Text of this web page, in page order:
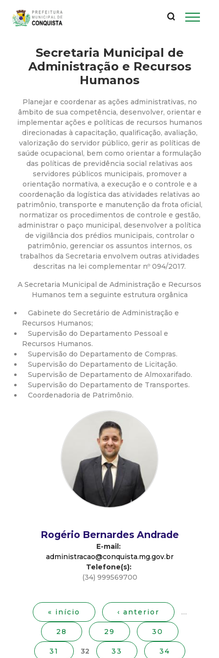
conteúdo
principal
P
e
e
i
t
u
r
a
M
n
i
c
p
Secretaria Municipal de
Administração e Recursos
Humanos
Planejar e coordenar as ações administrativas, no
âmbito de sua competência, desenvolver, orientar e
implementar ações e políticas de recursos humanos
direcionadas à capacitação, qualificação, avaliação,
valorização do servidor público, gerir as políticas de
saúde ocupacional, bem como orientar a formulação
das políticas de previdência social relativas aos
servidores públicos municipais, promover a
orientação normativa, a execução e o controle e a
coordenação da logística das atividades relativas ao
patrimônio, transporte e manutenção da frota oficial,
normatizar os procedimentos de controle e gestão,
administrar o paço municipal, desenvolver a política
de vigilância dos prédios municipais, controlar o
patrimônio, gerenciar os assuntos internos, os
trabalhos da Secretaria envolvem outras atividades
descritas na lei complementar nº 094/2017.
A Secretaria Municipal de Administração e Recursos
Humanos tem a seguinte estrutura orgânica
Gabinete do Secretário de Administração e
Recursos Humanos;
Supervisão do Departamento Pessoal e
Recursos Humanos.
Supervisão do Departamento de Compras.
Supervisão do Departamento de Licitação.
Supervisão de Departamento de Almoxarifado.
Supervisão do Departamento de Transportes.
Coordenadoria de Patrimônio.
Rogério Bernardes Andrade
E-mail:
administracao@conquista.mg.gov.br
Telefone(s):
(34) 999569700
« início ‹ anterior …
28 29 30
31 32 33 34